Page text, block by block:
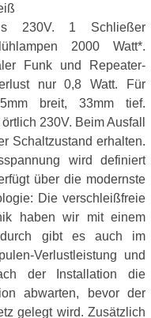
230V. 1 Schließer
2000 Watt*.
Funk und Repeater-
nur 0,8 Watt. Für
breit, 33mm tief.
230V. Beim Ausfall
Schaltzustand erhalten.
wird definiert
über die modernste
Die verschleißfreie
haben wir mit einem
gibt es auch im
Verlustleistung und
der Installation die
abwarten, bevor der
gelegt wird. Zusätzlich